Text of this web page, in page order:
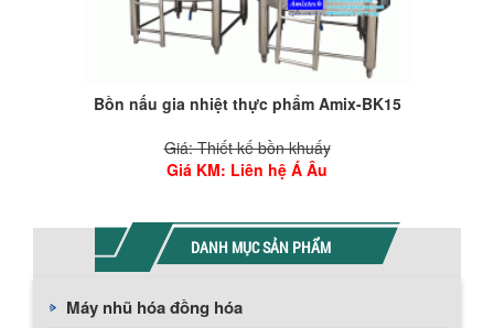
Bồn nấu gia nhiệt thực phẩm Amix-BK15
Giá: Thiết kế bồn khuấy
Giá KM: Liên hệ Á Âu
DANH MỤC SẢN PHẨM
Máy nhũ hóa đồng hóa